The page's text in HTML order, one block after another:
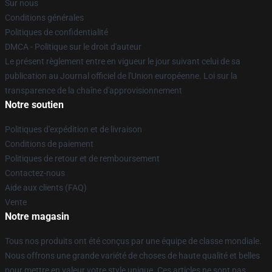
Sur nous
Conditions générales
Politiques de confidentialité
DMCA - Politique sur le droit d'auteur
Le présent règlement entre en vigueur le jour suivant celui de sa
publication au Journal officiel de l'Union européenne. Loi sur la
transparence de la chaîne d'approvisionnement
Notre soutien
Politiques d'expédition et de livraison
Conditions de paiement
Politiques de retour et de remboursement
Contactez-nous
Aide aux clients (FAQ)
Vente
Notre magasin
Tous nos produits ont été conçus par une équipe de classe mondiale.
Nous offrons une grande variété de choses de haute qualité et belles